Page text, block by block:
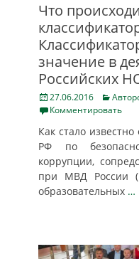
Что
значение в
Российских
Posted
on
27.06.2016
Комментировать
Как стало
РФ по
коррупции,
при МВД России
образовательных …